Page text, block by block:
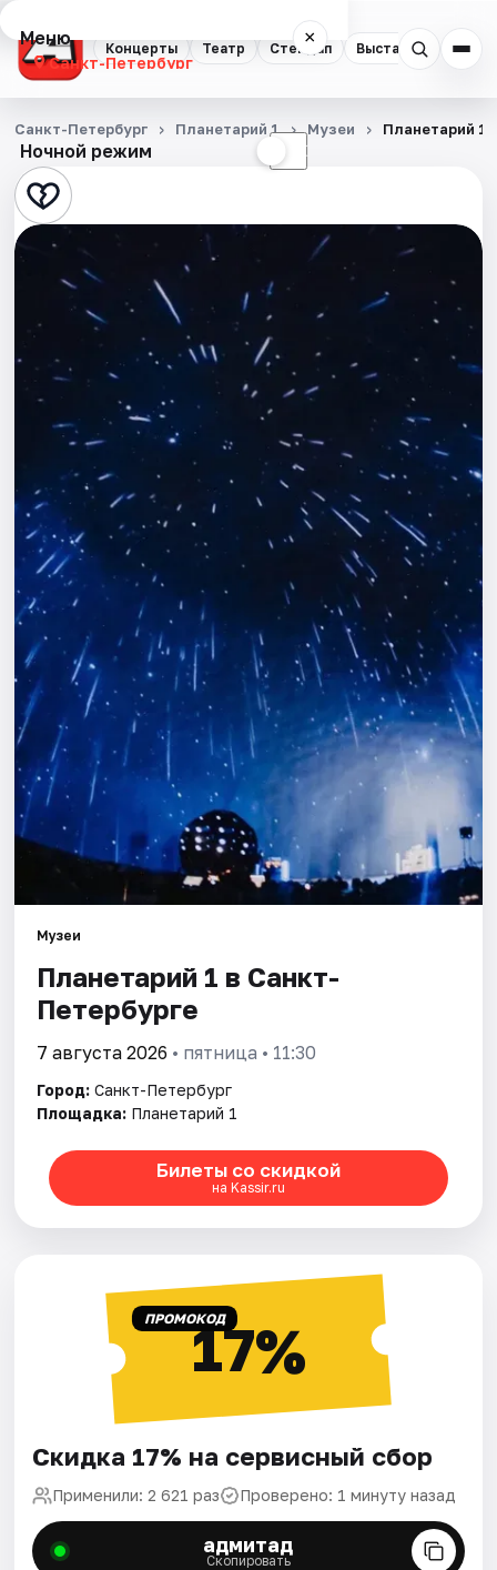
Концерты Театр Стендап Выставки
Меню ×
Санкт-Петербург
Концерты
Театр
Стендап
Выставки
Квесты
Экскурсии
Спорт
События
Города
Площадки
Артисты
Рейтинги
Ночной режим ☾
Санкт-Петербург Планетарий 1 Музеи Планетарий 1
Музеи
Планетарий 1 в Санкт-
Петербурге
7 августа 2026 • пятница • 11:30
Город: Санкт-Петербург
Площадка: Планетарий 1
Билеты со скидкой
на Kassir.ru
ПРОМОКОД17%
Скидка 17% на сервисный сбор
Применили: 2 621 раз Проверено: 1 минуту назад
адмитад
Скопировать